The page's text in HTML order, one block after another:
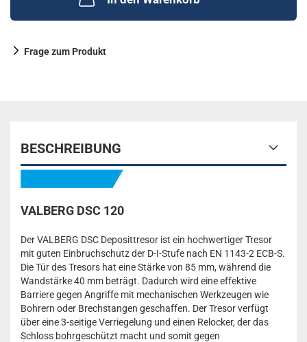
Frage zum Produkt
BESCHREIBUNG
VALBERG DSC 120
Der VALBERG DSC Deposittresor ist ein hochwertiger Tresor
mit guten Einbruchschutz der D-I-Stufe nach EN 1143-2 ECB-S.
Die Tür des Tresors hat eine Stärke von 85 mm, während die
Wandstärke 40 mm beträgt. Dadurch wird eine effektive
Barriere gegen Angriffe mit mechanischen Werkzeugen wie
Bohrern oder Brechstangen geschaffen. Der Tresor verfügt
über eine 3-seitige Verriegelung und einen Relocker, der das
Schloss bohrgeschützt macht und somit gegen